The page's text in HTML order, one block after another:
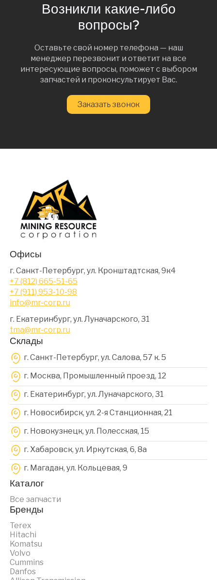
Возникли какие-либо
вопросы?
Оставьте свой номер телефона — наш
менеджер перезвонит и ответит на все
интересующие вопросы, поможет с выбором
запчастей и проконсультирует Вас.
Заказать звонок
Офисы
г. Санкт-Петербург, ул. Кронштадтская, 9к4
+7 (812) 665-51-65
+7 (911) 953-10-98
info@mr-corp.ru
г. Екатеринбург, ул. Луначарского, 31
tma@mr-corp.ru
Склады
г. Санкт-Петербург, ул. Салова, 57 к. 5
г. Москва, Промышленный проезд, 12
г. Екатеринбург, ул. Луначарского, 31
г. Новосибирск, ул. 2-я Станционная, 21
г. Новокузнецк, ул. Полесская, 15
г. Хабаровск, ул. Иркутская, 6, 8a
г. Магадан, ул. Кольцевая, 9
Каталог
Все запчасти
Бренды
Terex
Hitachi
Komatsu
Volvo
Cummins
Danfos